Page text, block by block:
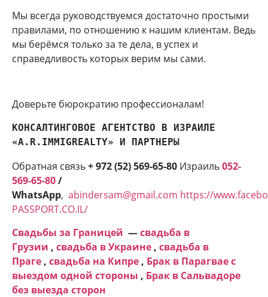
Мы всегда руководствуемся достаточно простыми
правилами, по отношению к нашим клиентам. Ведь
мы берёмся только за те дела, в успех и
справедливость которых верим мы сами.
Доверьте бюрократию профессионалам!
КОНСАЛТИНГОВОЕ АГЕНТСТВО В ИЗРАИЛЕ
«A.R.IMMIGREALTY» И ПАРТНЕРЫ
Обратная связь+ 972 (52) 569-65-80 Израиль052-
569-65-80/
WhatsApp, abindersam@gmail.com https://
PASSPORT.CO.IL/
Свадьбы за Границей —свадьба в
Грузии , свадьба в Украине , свадьба в
Праге , свадьба на Кипре , Брак в Парагвае с
выездом одной стороны , Брак в Сальвадоре
без выезда сторон